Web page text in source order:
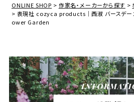
ONLINE SHOP
作家名・メーカーから探す
表現社 cozyca products｜西淑 バースデーカ
ower Garden